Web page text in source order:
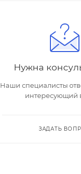
Нужна
Наши специалисты
интересующий
ЗАДАТЬ